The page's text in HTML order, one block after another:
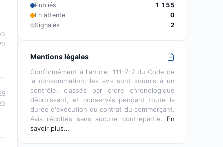
Publiés
1 155
En attente
0
Signalés
2
Mentions légales
Conformément à l'article L111-7-2 du Code de
la consommation, les avis sont soumis à un
contrôle, classés par ordre chronologique
décroissant, et conservés pendant toute la
durée d'exécution du contrat du commerçant.
Avis récoltés sans aucune contrepartie. En
savoir plus…